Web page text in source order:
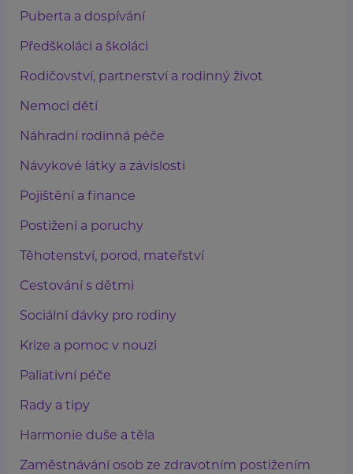
Puberta a dospívání
Předškoláci a školáci
Rodičovství, partnerství a rodinný život
Nemoci dětí
Náhradní rodinná péče
Návykové látky a závislosti
Pojištění a finance
Postižení a poruchy
Těhotenství, porod, mateřství
Cestování s dětmi
Sociální dávky pro rodiny
Krize a pomoc v nouzi
Paliativní péče
Rady a tipy
Harmonie duše a těla
Zaměstnávání osob ze zdravotním postižením